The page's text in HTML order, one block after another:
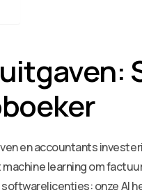
en accountants
learning om
onze AI